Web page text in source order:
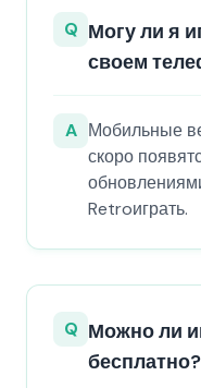
Q Могу ли я
своем
A Мобильные
скоро
Retroиграть.
Q Можно ли
бесплатно?